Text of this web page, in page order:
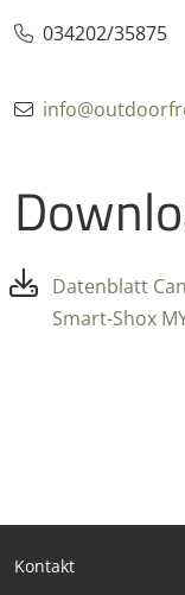
034202/35875
Datenblatt
Smart-Shox
Kontakt